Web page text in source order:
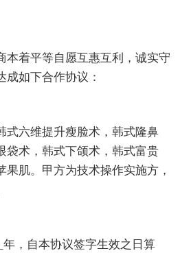
本着平等自愿互惠互利，诚实守
如下合作协议：
式六维提升瘦脸术，韩式隆鼻
袋术，韩式下颌术，韩式富贵
果肌。甲方为技术操作实施方，
年，自本协议签字生效之日算